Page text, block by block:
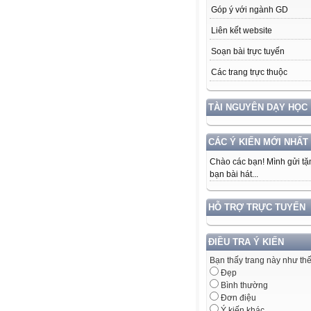
Góp ý với ngành GD
Liên kết website
Soạn bài trực tuyến
Các trang trực thuộc
TÀI NGUYÊN DẠY HỌC
CÁC Ý KIẾN MỚI NHẤT
Chào các bạn! Mình gửi
bạn bài hát...
HỖ TRỢ TRỰC TUYẾN
ĐIỀU TRA Ý KIẾN
Bạn thấy trang này như
Đẹp
Bình thường
Đơn điệu